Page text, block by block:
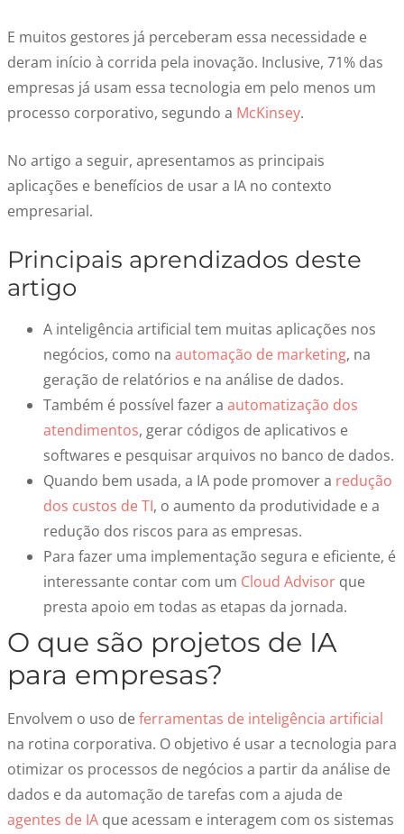
E muitos gestores já perceberam essa necessidade e
deram início à corrida pela inovação. Inclusive, 71% das
empresas já usam essa tecnologia em pelo menos um
processo corporativo, segundo a McKinsey.
No artigo a seguir, apresentamos as principais
aplicações e benefícios de usar a IA no contexto
empresarial.
Principais aprendizados deste
artigo
A inteligência artificial tem muitas aplicações nos
negócios, como na automação de marketing, na
geração de relatórios e na análise de dados.
Também é possível fazer a automatização dos
atendimentos, gerar códigos de aplicativos e
softwares e pesquisar arquivos no banco de dados.
Quando bem usada, a IA pode promover a redução
dos custos de TI, o aumento da produtividade e a
redução dos riscos para as empresas.
Para fazer uma implementação segura e eficiente, é
interessante contar com um Cloud Advisor que
presta apoio em todas as etapas da jornada.
O que são projetos de IA
para empresas?
Envolvem o uso deferramentas de inteligência artificial
na rotina corporativa. O objetivo é usar a tecnologia para
otimizar os processos de negócios a partir da análise de
dados e da automação de tarefas com a ajuda de
agentes de IA que acessam e interagem com os sistemas